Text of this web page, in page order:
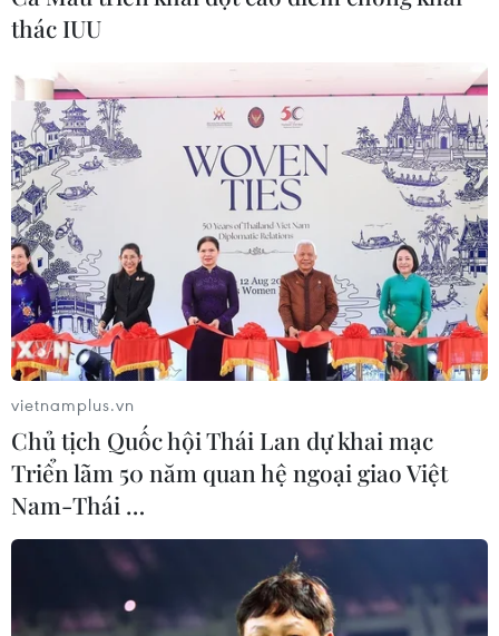
thác IUU
vietnamplus.vn
Chủ tịch Quốc hội Thái Lan dự khai mạc
Triển lãm 50 năm quan hệ ngoại giao Việt
Nam-Thái …